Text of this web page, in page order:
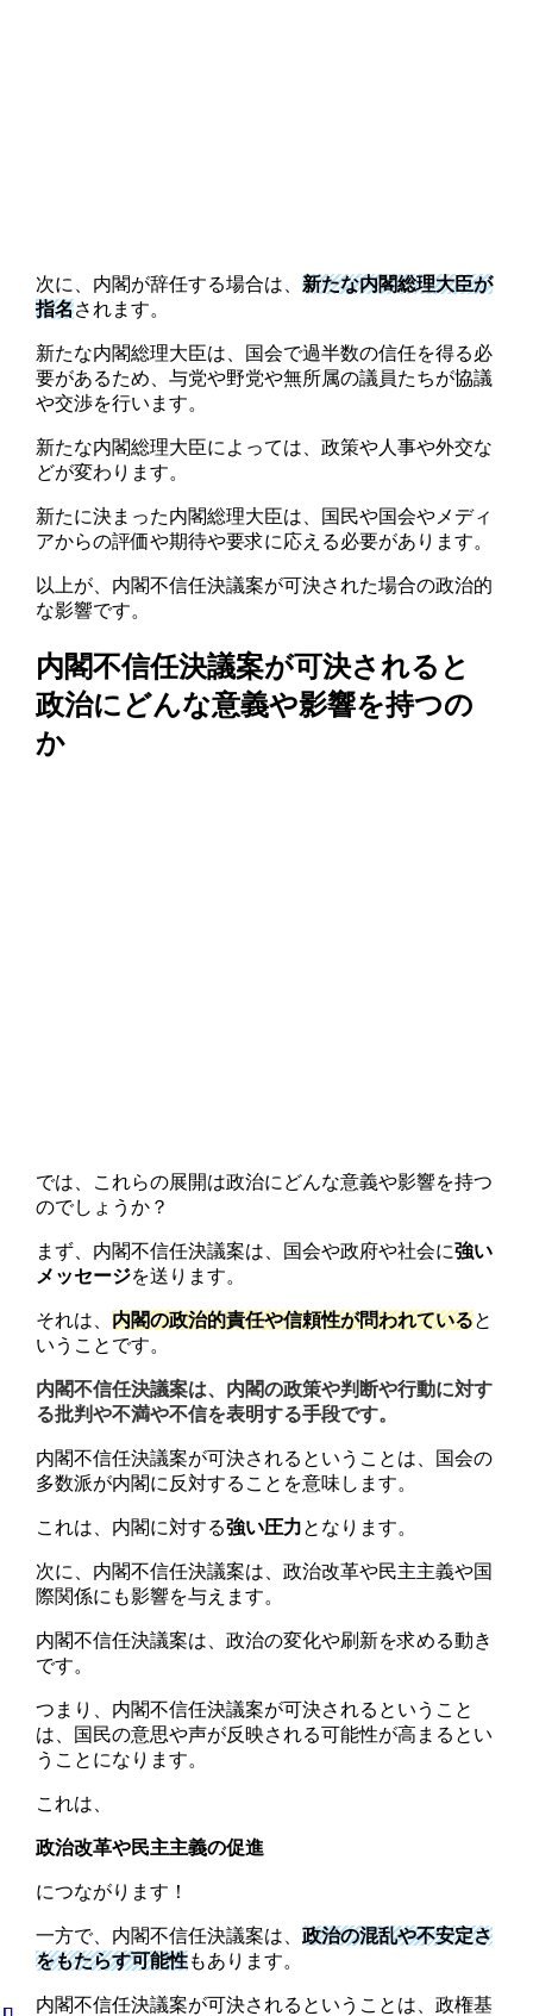
次に、内閣が辞任する場合は、新たな内閣総理大臣が
指名されます。
新たな内閣総理大臣は、国会で過半数の信任を得る必
要があるため、与党や野党や無所属の議員たちが協議
や交渉を行います。
新たな内閣総理大臣によっては、政策や人事や外交な
どが変わります。
新たに決まった内閣総理大臣は、国民や国会やメディ
アからの評価や期待や要求に応える必要があります。
以上が、内閣不信任決議案が可決された場合の政治的
な影響です。
内閣不信任決議案が可決されると
政治にどんな意義や影響を持つの
か
では、これらの展開は政治にどんな意義や影響を持つ
のでしょうか？
まず、内閣不信任決議案は、国会や政府や社会に強い
メッセージを送ります。
それは、内閣の政治的責任や信頼性が問われていると
いうことです。
内閣不信任決議案は、内閣の政策や判断や行動に対す
る批判や不満や不信を表明する手段です。
内閣不信任決議案が可決されるということは、国会の
多数派が内閣に反対することを意味します。
これは、内閣に対する強い圧力となります。
次に、内閣不信任決議案は、政治改革や民主主義や国
際関係にも影響を与えます。
内閣不信任決議案は、政治の変化や刷新を求める動き
です。
つまり、内閣不信任決議案が可決されるということ
は、国民の意思や声が反映される可能性が高まるとい
うことになります。
これは、
政治改革や民主主義の促進
につながります！
一方で、内閣不信任決議案は、政治の混乱や不安定さ
をもたらす可能性もあります。
内閣不信任決議案が可決されるということは、政権基